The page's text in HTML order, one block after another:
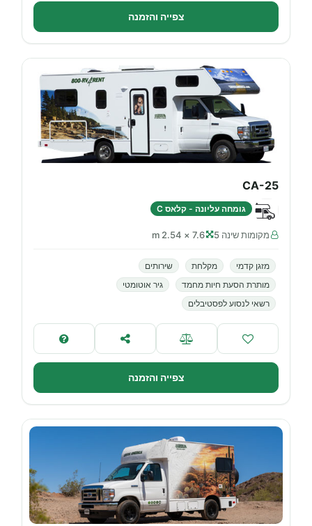
צפייה והזמנה
CA-25
גומחה עליונה - קלאס C
מקומות שינה 5 7.6 × 2.54 m
מזגן קדמי מקלחת
שירותים
מותרת הסעת חיות מחמד
גיר אוטומטי
רשאי לנסוע לפסטיבלים
צפייה והזמנה